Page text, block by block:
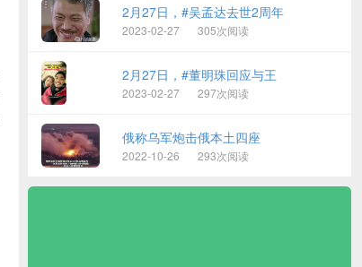
2月27日，#吴孟达去世2周年
2023-02-27 305次阅读
2月27日，#董明珠回应与王
2023-02-27 297次阅读
俄称乌军炮击俄本土四座
2022-10-26 293次阅读